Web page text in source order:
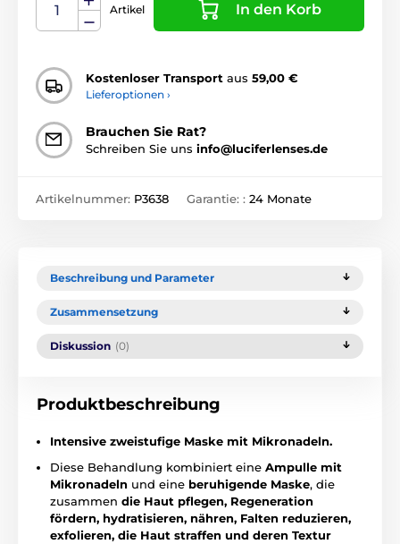
Artikel In den Korb
Kostenloser Transport aus 59,00 €
Lieferoptionen ›
Brauchen Sie Rat?
Schreiben Sie uns info@luciferlenses.de
Artikelnummer: P3638 Garantie: : 24 Monate
Beschreibung und Parameter
Zusammensetzung
Diskussion (0)
Produktbeschreibung
Intensive zweistufige Maske mit Mikronadeln.
Diese Behandlung kombiniert eine Ampulle mit
Mikronadeln und eine beruhigende Maske, die
zusammen die Haut pflegen, Regeneration
fördern, hydratisieren, nähren, Falten reduzieren,
exfolieren, die Haut straffen und deren Textur